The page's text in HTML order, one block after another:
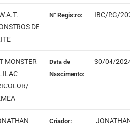
DE
N° Registro: IBC/RG/
MONSTER
Data de
Nascimento:
30/04/
Criador: